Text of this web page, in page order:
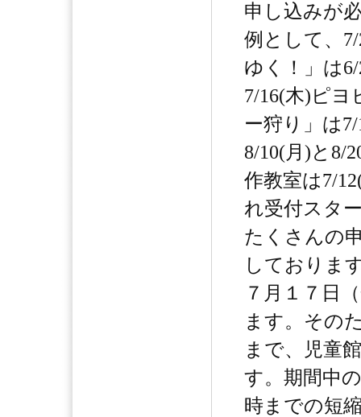
申し込みが
例として、
ゆく！」は
7/16(木)ピヨ
ー狩り」は
8/10(月)と8/
作教室は7/
れ受付スタ
たくさんの
しておりま
７月１７日
ます。その
まで、児童
す。期間中
時までの短